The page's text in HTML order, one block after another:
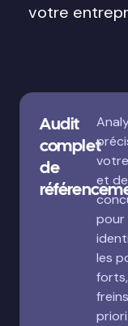
votre
Audit
complet
de
et
pour
les